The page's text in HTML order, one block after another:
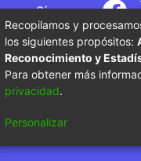
Síguenos
por parte del
Recopilamos y
los siguientes propósitos:
Reconocimiento y
Para obtener más
privacidad.
Personalizar